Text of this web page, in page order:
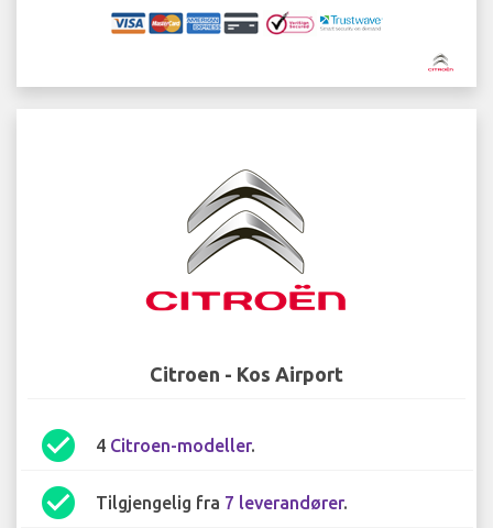
Citroen - Kos Airport
check_circle 4 Citroen-modeller.
check_circle Tilgjengelig fra 7 leverandører.